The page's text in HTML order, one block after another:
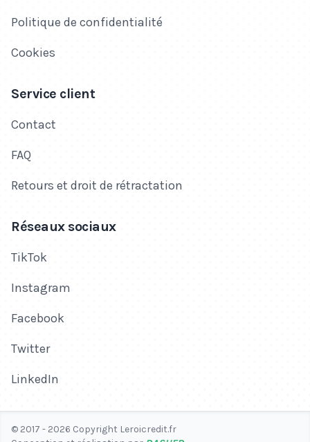
Politique de confidentialité
Cookies
Service client
Contact
FAQ
Retours et droit de rétractation
Réseaux sociaux
TikTok
Instagram
Facebook
Twitter
LinkedIn
© 2017 - 2026 Copyright Leroicredit.fr